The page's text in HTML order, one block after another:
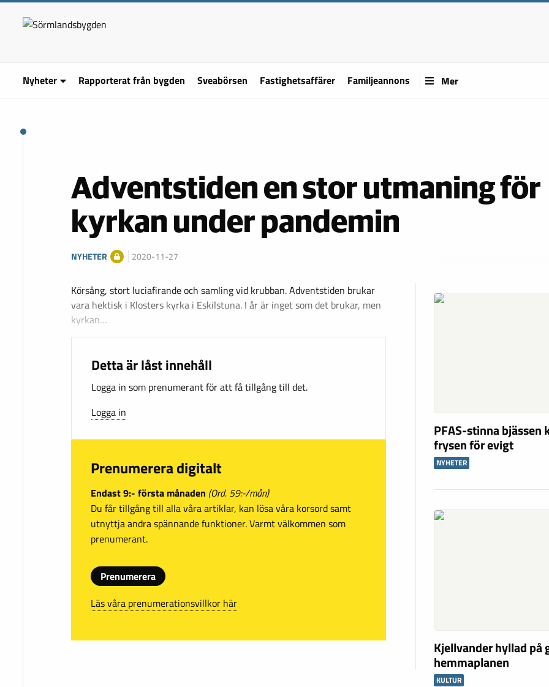
Nyheter Rapporterat från bygden Sveabörsen Fastighetsaffärer Familjeannons Mer
Adventstiden en stor utmaning för
kyrkan under pandemin
NYHETER 2020-11-27
Körsång, stort luciafirande och samling vid krubban. Adventstiden brukar
vara hektisk i Klosters kyrka i Eskilstuna. I år är inget som det brukar, men
kyrkan…
Detta är låst innehåll
Logga in som prenumerant för att få tillgång till det.
Logga in
Prenumerera digitalt
Endast 9:- första månaden (Ord. 59:-/mån)
Du får tillgång till alla våra artiklar, kan lösa våra korsord samt
utnyttja andra spännande funktioner. Varmt välkommen som
prenumerant.
Prenumerera
Läs våra prenumerationsvillkor här
PFAS-stinna bjässen
frysen för evigt
NYHETER
Kjellvander hyllad på
hemmaplanen
KULTUR